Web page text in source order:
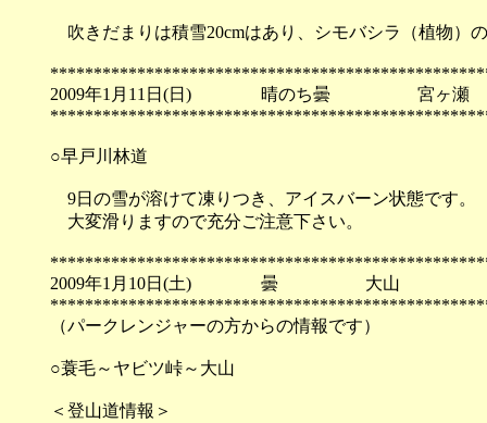
吹きだまりは積雪20cmはあり、シモバシラ（植物）
2009年1月11日(日) 晴のち曇 宮ヶ瀬
○早戸川林道
9日の雪が溶けて凍りつき、アイスバーン状態です。
大変滑りますので充分ご注意下さい。
2009年1月10日(土) 曇 大山
（パークレンジャーの方からの情報です）
○蓑毛～ヤビツ峠～大山
＜登山道情報＞